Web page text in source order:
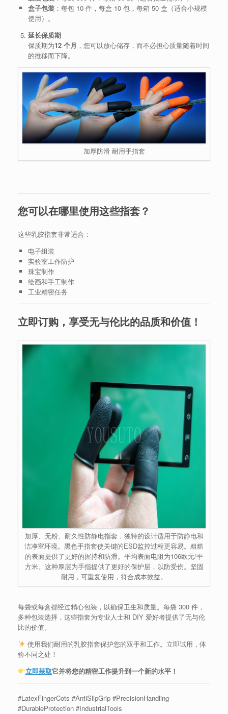
盒子包装：每包 10 件，每盒 10 包，每箱 50 盒（适合小规模
使用）。
延长保质期
保质期为12 个月 ，您可以放心储存，而不必担心质量随着时间
的推移而下降。
加厚防滑 耐用手指套
您可以在哪里使用这些指套？
这些乳胶指套非常适合：
电子组装
实验室工作防护
珠宝制作
绘画和手工制作
工业精密任务
立即订购，享受无与伦比的品质和价值！
加厚、无粉、耐久性防静电指套，独特的设计适用于防静电和
洁净室环境。黑色手指套使关键的ESD监控过程更容易。粗糙
的表面提供了更好的握持和防滑。平均表面电阻为106欧元/平
方米。这种厚层为手指提供了更好的保护层，以防受伤。坚固
耐用，可重复使用，符合成本效益。
每袋或每盒都经过精心包装，以确保卫生和质量。每袋 300 件，
多种包装选择，这些指套为专业人士和 DIY 爱好者提供了无与伦
比的价值。
使用我们耐用的乳胶指套保护您的双手和工作。立即试用，体
验不同之处！
立即获取它并将您的精密工作提升到一个新的水平！
#LatexFingerCots #AntiSlipGrip #PrecisionHandling
#DurableProtection #IndustrialTools